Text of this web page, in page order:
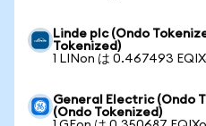
Linde plc (Ondo
Tokenized)
1 LINon は 0.467493
General Electric (Ondo
(Ondo Tokenized)